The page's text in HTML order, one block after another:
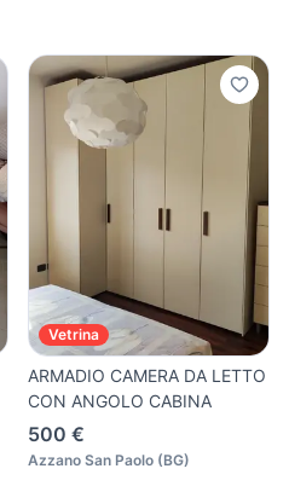
Vetrina
ARMADIO CAMERA DA LETTO
CON ANGOLO CABINA
500 €
Azzano San Paolo (BG)